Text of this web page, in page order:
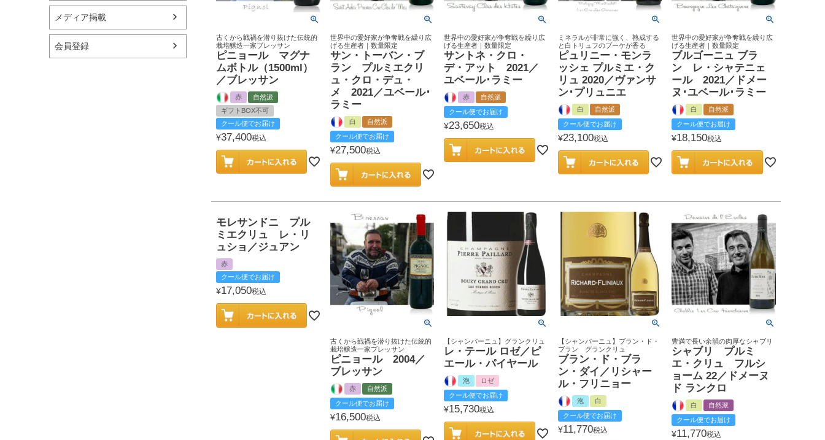
メディア掲載
会員登録
古くから戦禍を潜り抜けた伝統的
栽培醸造一家ブレッサン
ピニョール マグナ
ムボトル（1500ml）
／ブレッサン
赤
自然派
ギフトBOX不可
クール便でお届け
¥37,400税込
世界中の愛好家が争奪戦を繰り広
げる生産者｜数量限定
サン・トーバン・ブ
ラン プルミエクリ
ュ・クロ・デュ・
メ 2021／ユベール･
ラミー
白
自然派
クール便でお届け
¥27,500税込
世界中の愛好家が争奪戦を繰り広
げる生産者｜数量限定
サントネ・クロ・
デ・アット 2021／
ユベール･ラミー
赤
自然派
クール便でお届け
¥23,650税込
ミネラルが非常に強く、熟成する
と白トリュフのブーケが香る
ピュリニー・モンラ
ッシェ プルミエ・ク
リュ 2020／ヴァンサ
ン･プリュニエ
白
自然派
クール便でお届け
¥23,100税込
世界中の愛好家が争奪戦を繰り広
げる生産者｜数量限定
ブルゴーニュ ブラ
ン レ・シャテニェ
ール 2021／ドメー
ヌ･ユベール･ラミー
白
自然派
クール便でお届け
¥18,150税込
モレサンドニ プル
ミエクリュ レ・リ
ュショ／ジュアン
赤
クール便でお届け
¥17,050税込
古くから戦禍を潜り抜けた伝統的
栽培醸造一家ブレッサン
ピニョール 2004／
ブレッサン
赤
自然派
クール便でお届け
¥16,500税込
【シャンパーニュ】グランクリュ
レ・テール ロゼ／ピ
エール・パイヤール
泡
ロゼ
クール便でお届け
¥15,730税込
【シャンパーニュ】ブラン・ド・
ブラン グランクリュ
ブラン・ド・ブラ
ン・ダイ／リシャー
ル・フリニョー
泡
白
クール便でお届け
¥11,770税込
豊満で長い余韻の肉厚なシャブリ
シャブリ プルミ
エ・クリュ フルシ
ョーム 22／ドメーヌ
ド ランクロ
白
自然派
クール便でお届け
¥11,770税込